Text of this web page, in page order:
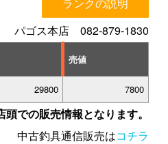
パゴス本店 082-879-1830
売値
29800 7800
での販売情報となります。
中古釣具通信販売はコチラ